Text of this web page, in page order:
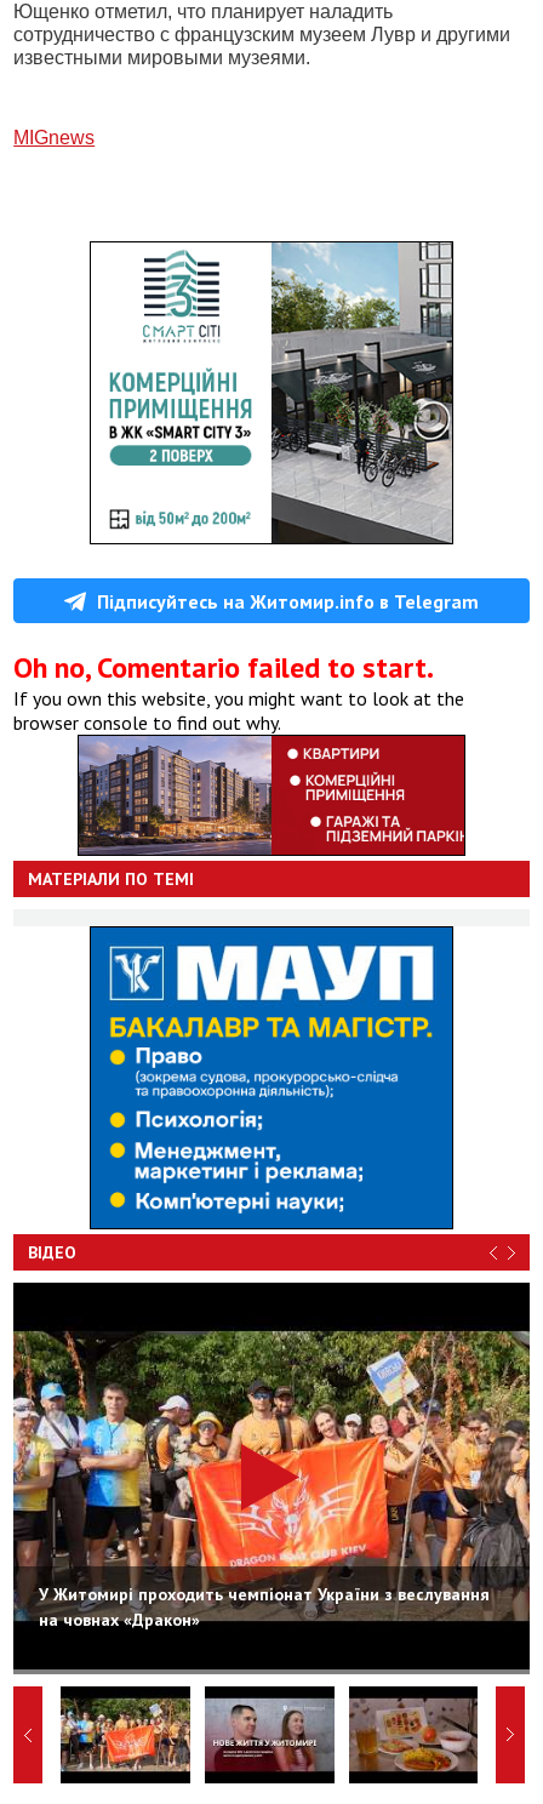
Ющенко отметил, что планирует наладить
сотрудничество с французским музеем Лувр и другими
известными мировыми музеями.
МIGnews
Підписуйтесь на Житомир.info в Telegram
Oh no, Comentario failed to start.
If you own this website, you might want to look at the
browser console to find out why.
МАТЕРІАЛИ ПО ТЕМІ
ВІДЕО
У Житомирі проходить чемпіонат України з веслування
на човнах «Дракон»